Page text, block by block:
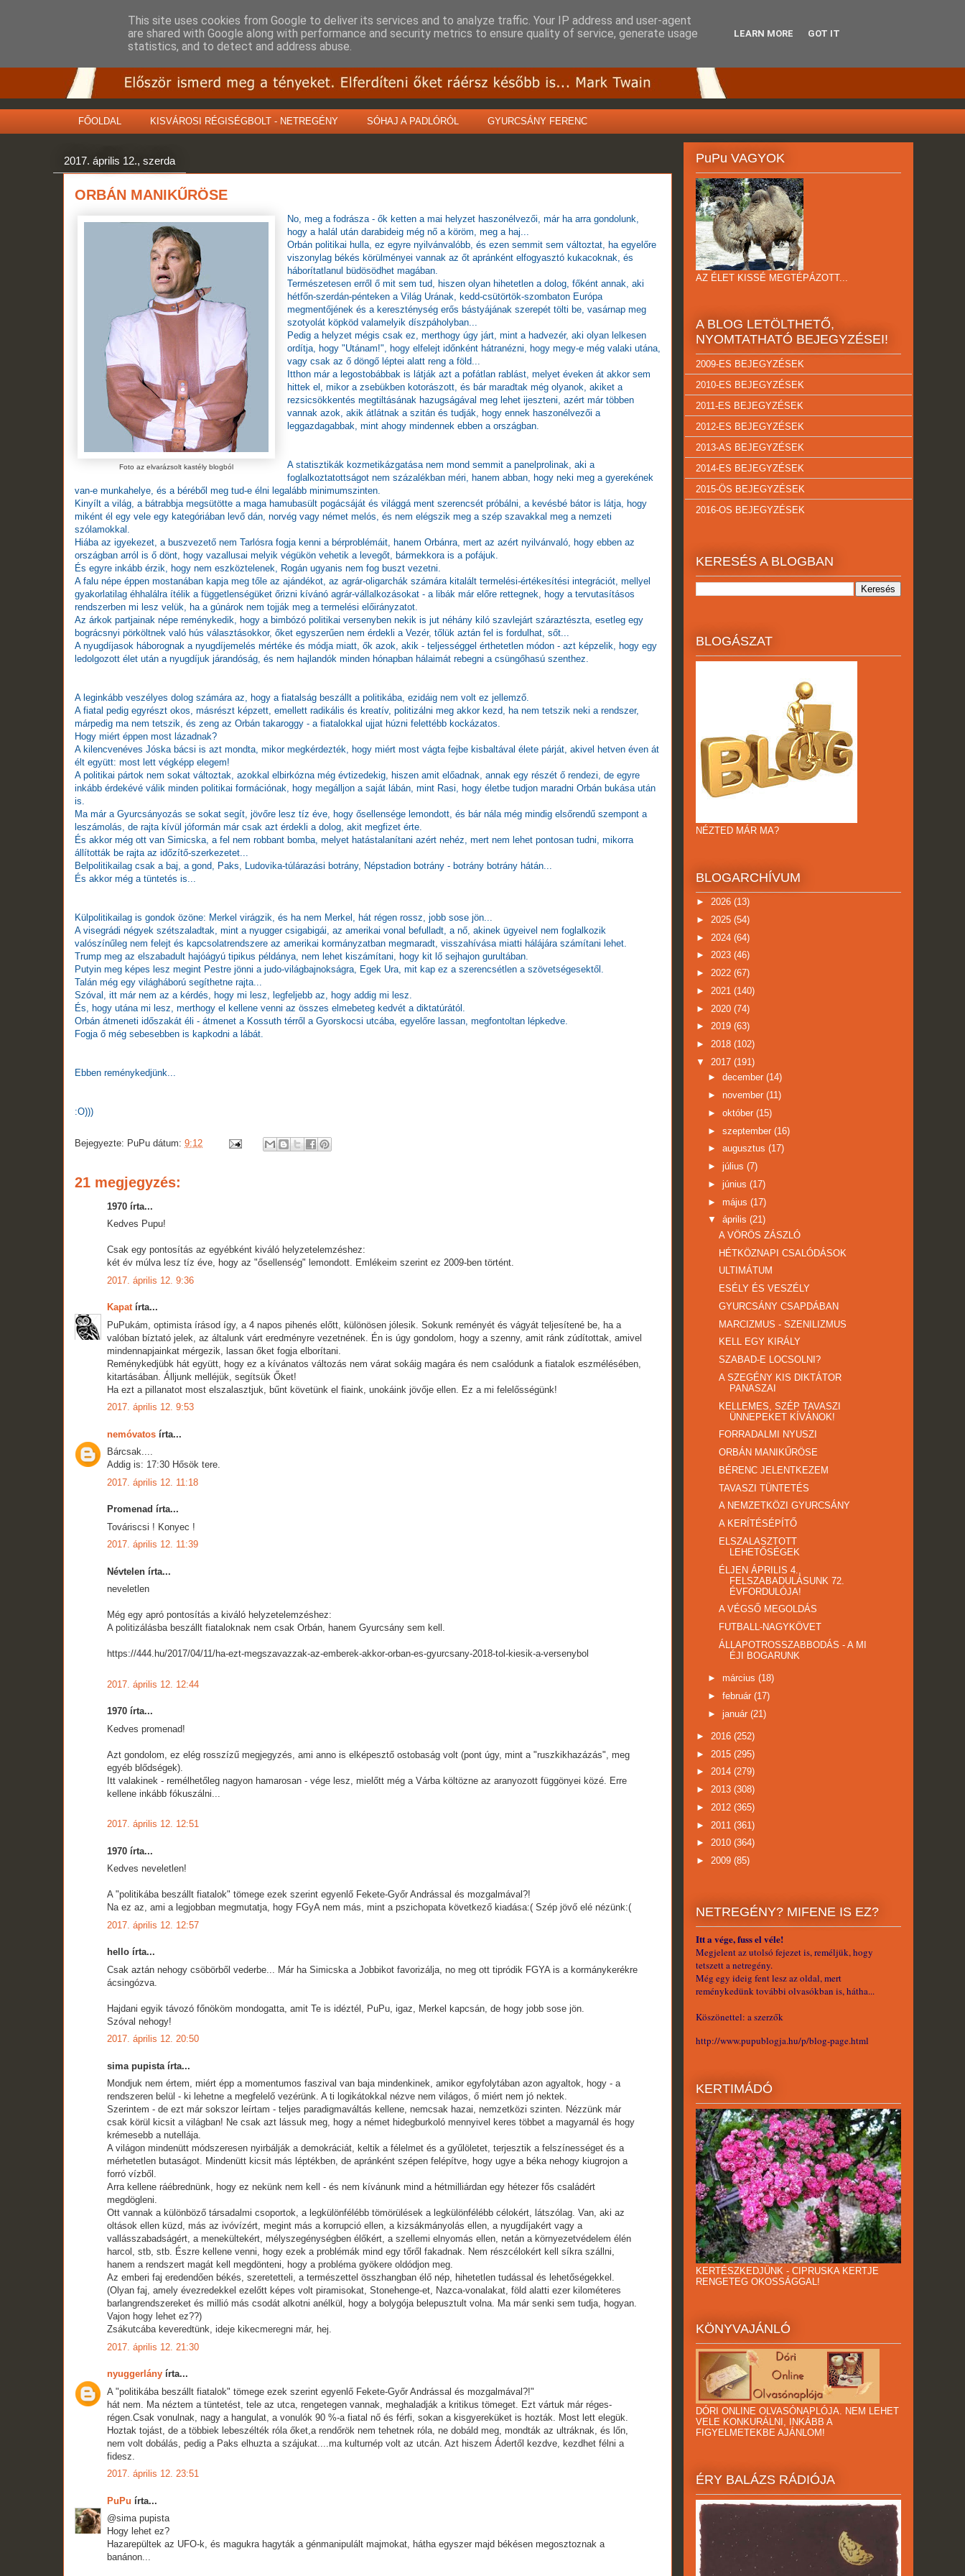
FŐOLDAL KISVÁROSI RÉGISÉGBOLT - NETREGÉNY SÓHAJ A PADLÓRÓL GYURCSÁNY FERENC
2017. április 12., szerda
ORBÁN MANIKŰRÖSE
Foto az elvarázsolt kastély blogból
No, meg a fodrásza - ők ketten a mai helyzet haszonélvezői, már ha arra gondolunk,
hogy a halál után darabideig még nő a köröm, meg a haj...
Orbán politikai hulla, ez egyre nyilvánvalóbb, és ezen semmit sem változtat, ha egyelőre
viszonylag békés körülményei vannak az őt apránként elfogyasztó kukacoknak, és
háborítatlanul büdösödhet magában.
Természetesen erről ő mit sem tud, hiszen olyan hihetetlen a dolog, főként annak, aki
hétfőn-szerdán-pénteken a Világ Urának, kedd-csütörtök-szombaton Európa
megmentőjének és a kereszténység erős bástyájának szerepét tölti be, vasárnap meg
szotyolát köpköd valamelyik díszpáholyban...
Pedig a helyzet mégis csak ez, merthogy úgy járt, mint a hadvezér, aki olyan lelkesen
ordítja, hogy "Utánam!", hogy elfelejt időnként hátranézni, hogy megy-e még valaki utána,
vagy csak az ő döngő léptei alatt reng a föld...
Itthon már a legostobábbak is látják azt a pofátlan rablást, melyet éveken át akkor sem
hittek el, mikor a zsebükben kotorászott, és bár maradtak még olyanok, akiket a
rezsicsökkentés megtiltásának hazugságával meg lehet ijeszteni, azért már többen
vannak azok, akik átlátnak a szitán és tudják, hogy ennek haszonélvezői a
leggazdagabbak, mint ahogy mindennek ebben a országban.
A statisztikák kozmetikázgatása nem mond semmit a panelprolinak, aki a
foglalkoztatottságot nem százalékban méri, hanem abban, hogy neki meg a gyerekének
van-e munkahelye, és a béréből meg tud-e élni legalább minimumszinten.
Kinyílt a világ, a bátrabbja megsütötte a maga hamubasült pogácsáját és világgá ment szerencsét próbálni, a kevésbé bátor is látja, hogy
miként él egy vele egy kategóriában levő dán, norvég vagy német melós, és nem elégszik meg a szép szavakkal meg a nemzeti
szólamokkal.
Hiába az igyekezet, a buszvezető nem Tarlósra fogja kenni a bérproblémáit, hanem Orbánra, mert az azért nyilvánvaló, hogy ebben az
országban arról is ő dönt, hogy vazallusai melyik végükön vehetik a levegőt, bármekkora is a pofájuk.
És egyre inkább érzik, hogy nem eszköztelenek, Rogán ugyanis nem fog buszt vezetni.
A falu népe éppen mostanában kapja meg tőle az ajándékot, az agrár-oligarchák számára kitalált termelési-értékesítési integrációt, mellyel
gyakorlatilag éhhalálra ítélik a függetlenségüket őrizni kívánó agrár-vállalkozásokat - a libák már előre rettegnek, hogy a tervutasításos
rendszerben mi lesz velük, ha a gúnárok nem tojják meg a termelési előirányzatot.
Az árkok partjainak népe reménykedik, hogy a bimbózó politikai versenyben nekik is jut néhány kiló szavlejárt száraztészta, esetleg egy
bográcsnyi pörköltnek való hús választásokkor, őket egyszerűen nem érdekli a Vezér, tőlük aztán fel is fordulhat, sőt...
A nyugdíjasok háborognak a nyugdíjemelés mértéke és módja miatt, ők azok, akik - teljességgel érthetetlen módon - azt képzelik, hogy egy
ledolgozott élet után a nyugdíjuk járandóság, és nem hajlandók minden hónapban hálaimát rebegni a csüngőhasú szenthez.
A leginkább veszélyes dolog számára az, hogy a fiatalság beszállt a politikába, ezidáig nem volt ez jellemző.
A fiatal pedig egyrészt okos, másrészt képzett, emellett radikális és kreatív, politizálni meg akkor kezd, ha nem tetszik neki a rendszer,
márpedig ma nem tetszik, és zeng az Orbán takaroggy - a fiatalokkal ujjat húzni felettébb kockázatos.
Hogy miért éppen most lázadnak?
A kilencvenéves Jóska bácsi is azt mondta, mikor megkérdezték, hogy miért most vágta fejbe kisbaltával élete párját, akivel hetven éven át
élt együtt: most lett végképp elegem!
A politikai pártok nem sokat változtak, azokkal elbirkózna még évtizedekig, hiszen amit előadnak, annak egy részét ő rendezi, de egyre
inkább érdekévé válik minden politikai formációnak, hogy megálljon a saját lábán, mint Rasi, hogy életbe tudjon maradni Orbán bukása után
is.
Ma már a Gyurcsányozás se sokat segít, jövőre lesz tíz éve, hogy ősellensége lemondott, és bár nála még mindig elsőrendű szempont a
leszámolás, de rajta kívül jóformán már csak azt érdekli a dolog, akit megfizet érte.
És akkor még ott van Simicska, a fel nem robbant bomba, melyet hatástalanítani azért nehéz, mert nem lehet pontosan tudni, mikorra
állították be rajta az időzítő-szerkezetet...
Belpolitikailag csak a baj, a gond, Paks, Ludovika-túlárazási botrány, Népstadion botrány - botrány botrány hátán...
És akkor még a tüntetés is...
Külpolitikailag is gondok özöne: Merkel virágzik, és ha nem Merkel, hát régen rossz, jobb sose jön...
A visegrádi négyek szétszaladtak, mint a nyugger csigabigái, az amerikai vonal befulladt, a nő, akinek ügyeivel nem foglalkozik
valószínűleg nem felejt és kapcsolatrendszere az amerikai kormányzatban megmaradt, visszahívása miatti hálájára számítani lehet.
Trump meg az elszabadult hajóágyú tipikus példánya, nem lehet kiszámítani, hogy kit lő sejhajon gurultában.
Putyin meg képes lesz megint Pestre jönni a judo-világbajnokságra, Egek Ura, mit kap ez a szerencsétlen a szövetségesektől.
Talán még egy világháború segíthetne rajta...
Szóval, itt már nem az a kérdés, hogy mi lesz, legfeljebb az, hogy addig mi lesz.
És, hogy utána mi lesz, merthogy el kellene venni az összes elmebeteg kedvét a diktatúrától.
Orbán átmeneti időszakát éli - átmenet a Kossuth térről a Gyorskocsi utcába, egyelőre lassan, megfontoltan lépkedve.
Fogja ő még sebesebben is kapkodni a lábát.
Ebben reménykedjünk...
:O)))
Bejegyezte: PuPu dátum: 9:12
21 megjegyzés:
1970 írta...
Kedves Pupu!
Csak egy pontosítás az egyébként kiváló helyzetelemzéshez:
két év múlva lesz tíz éve, hogy az "ősellenség" lemondott. Emlékeim szerint ez 2009-ben történt.
2017. április 12. 9:36
Kapatírta...
PuPukám, optimista írásod így, a 4 napos pihenés előtt, különösen jólesik. Sokunk reményét és vágyát teljesítené be, ha a
valóban bíztató jelek, az általunk várt eredményre vezetnének. Én is úgy gondolom, hogy a szenny, amit ránk zúdítottak, amivel
mindennapjainkat mérgezik, lassan őket fogja elborítani.
Reménykedjübk hát együtt, hogy ez a kívánatos változás nem várat sokáig magára és nem csalódunk a fiatalok eszmélésében,
kitartásában. Álljunk melléjük, segítsük Őket!
Ha ezt a pillanatot most elszalasztjuk, bűnt követünk el fiaink, unokáink jövője ellen. Ez a mi felelősségünk!
2017. április 12. 9:53
nemóvatos írta...
Bárcsak....
Addig is: 17:30 Hősök tere.
2017. április 12. 11:18
Promenad írta...
Továriscsi ! Konyec !
2017. április 12. 11:39
Névtelen írta...
neveletlen
Még egy apró pontosítás a kiváló helyzetelemzéshez:
A politizálásba beszállt fiataloknak nem csak Orbán, hanem Gyurcsány sem kell.
https://444.hu/2017/04/11/ha-ezt-megszavazzak-az-emberek-akkor-orban-es-gyurcsany-2018-tol-kiesik-a-versenybol
2017. április 12. 12:44
1970 írta...
Kedves promenad!
Azt gondolom, ez elég rosszízű megjegyzés, ami anno is elképesztő ostobaság volt (pont úgy, mint a "ruszkikhazázás", meg
egyéb blődségek).
Itt valakinek - remélhetőleg nagyon hamarosan - vége lesz, mielőtt még a Várba költözne az aranyozott függönyei közé. Erre
kellene inkább fókuszálni...
2017. április 12. 12:51
1970 írta...
Kedves neveletlen!
A "politikába beszállt fiatalok" tömege ezek szerint egyenlő Fekete-Győr Andrással és mozgalmával?!
Na ez az, ami a legjobban megmutatja, hogy FGyA nem más, mint a pszichopata következő kiadása:( Szép jövő elé nézünk:(
2017. április 12. 12:57
hello írta...
Csak aztán nehogy csöbörből vederbe... Már ha Simicska a Jobbikot favorizálja, no meg ott tipródik FGYA is a kormánykerékre
ácsingózva.
Hajdani egyik távozó főnököm mondogatta, amit Te is idéztél, PuPu, igaz, Merkel kapcsán, de hogy jobb sose jön.
Szóval nehogy!
2017. április 12. 20:50
sima pupista írta...
Mondjuk nem értem, miért épp a momentumos faszival van baja mindenkinek, amikor egyfolytában azon agyaltok, hogy - a
rendszeren belül - ki lehetne a megfelelő vezérünk. A ti logikátokkal nézve nem világos, ő miért nem jó nektek.
Szerintem - de ezt már sokszor leírtam - teljes paradigmaváltás kellene, nemcsak hazai, nemzetközi szinten. Nézzünk már
csak körül kicsit a világban! Ne csak azt lássuk meg, hogy a német hidegburkoló mennyivel keres többet a magyarnál és hogy
krémesebb a nutellája.
A világon mindenütt módszeresen nyirbálják a demokráciát, keltik a félelmet és a gyűlöletet, terjesztik a felszínességet és a
mérhetetlen butaságot. Mindenütt kicsit más léptékben, de apránként szépen felépítve, hogy ugye a béka nehogy kiugrojon a
forró vízből.
Arra kellene ráébrednünk, hogy ez nekünk nem kell - és nem kívánunk mind a hétmilliárdan egy hétezer fős családért
megdögleni.
Ott vannak a különböző társadalmi csoportok, a legkülönfélébb tömörülések a legkülönfélébb célokért, látszólag. Van, aki az
oltások ellen küzd, más az ivóvízért, megint más a korrupció ellen, a kizsákmányolás ellen, a nyugdíjakért vagy a
vallásszabadságért, a menekültekért, mélyszegénységben élőkért, a szellemi elnyomás ellen, netán a környezetvédelem élén
harcol, stb, stb. Észre kellene venni, hogy ezek a problémák mind egy tőről fakadnak. Nem részcélokért kell síkra szállni,
hanem a rendszert magát kell megdönteni, hogy a probléma gyökere oldódjon meg.
Az emberi faj eredendően békés, szeretetteli, a természettel összhangban élő nép, hihetetlen tudással és lehetőségekkel.
(Olyan faj, amely évezredekkel ezelőtt képes volt piramisokat, Stonehenge-et, Nazca-vonalakat, föld alatti ezer kilométeres
barlangrendszereket és millió más csodát alkotni anélkül, hogy a bolygója belepusztult volna. Ma már senki sem tudja, hogyan.
Vajon hogy lehet ez??)
Zsákutcába keveredtünk, ideje kikecmeregni már, hej.
2017. április 12. 21:30
nyuggerlány írta...
A "politikába beszállt fiatalok" tömege ezek szerint egyenlő Fekete-Győr Andrással és mozgalmával?!"
hát nem. Ma néztem a tüntetést, tele az utca, rengetegen vannak, meghaladják a kritikus tömeget. Ezt vártuk már réges-
régen.Csak vonulnak, nagy a hangulat, a vonulók 90 %-a fiatal nő és férfi, sokan a kisgyereküket is hozták. Most lett elegük.
Hoztak tojást, de a többiek lebeszélték róla őket,a rendőrök nem tehetnek róla, ne dobáld meg, mondták az ultráknak, és lőn,
nem volt dobálás, pedig a Paks elhuzta a szájukat....ma kulturnép volt az utcán. Azt hiszem Ádertől kezdve, kezdhet félni a
fidesz.
2017. április 12. 23:51
PuPu írta...
@sima pupista
Hogy lehet ez?
Hazarepültek az UFO-k, és magukra hagyták a génmanipulált majmokat, hátha egyszer majd békésen megosztoznak a
banánon...
PuPu VAGYOK
AZ ÉLET KISSÉ MEGTÉPÁZOTT...
A BLOG LETÖLTHETŐ,
NYOMTATHATÓ BEJEGYZÉSEI!
2009-ES BEJEGYZÉSEK
2010-ES BEJEGYZÉSEK
2011-ES BEJEGYZÉSEK
2012-ES BEJEGYZÉSEK
2013-AS BEJEGYZÉSEK
2014-ES BEJEGYZÉSEK
2015-ÖS BEJEGYZÉSEK
2016-OS BEJEGYZÉSEK
KERESÉS A BLOGBAN
BLOGÁSZAT
NÉZTED MÁR MA?
BLOGARCHÍVUM
► 2026 (13)
► 2025 (54)
► 2024 (64)
► 2023 (46)
► 2022 (67)
► 2021 (140)
► 2020 (74)
► 2019 (63)
► 2018 (102)
▼ 2017 (191)
► december (14)
► november (11)
► október (15)
► szeptember (16)
► augusztus (17)
► július (7)
► június (17)
► május (17)
▼ április (21)
A VÖRÖS ZÁSZLÓ
HÉTKÖZNAPI CSALÓDÁSOK
ULTIMÁTUM
ESÉLY ÉS VESZÉLY
GYURCSÁNY CSAPDÁBAN
MARCIZMUS - SZENILIZMUS
KELL EGY KIRÁLY
SZABAD-E LOCSOLNI?
A SZEGÉNY KIS DIKTÁTOR
PANASZAI
KELLEMES, SZÉP TAVASZI
ÜNNEPEKET KÍVÁNOK!
FORRADALMI NYUSZI
ORBÁN MANIKŰRÖSE
BÉRENC JELENTKEZEM
TAVASZI TÜNTETÉS
A NEMZETKÖZI GYURCSÁNY
A KERÍTÉSÉPÍTŐ
ELSZALASZTOTT
LEHETŐSÉGEK
ÉLJEN ÁPRILIS 4.,
FELSZABADULÁSUNK 72.
ÉVFORDULÓJA!
A VÉGSŐ MEGOLDÁS
FUTBALL-NAGYKÖVET
ÁLLAPOTROSSZABBODÁS - A MI
ÉJI BOGARUNK
► március (18)
► február (17)
► január (21)
► 2016 (252)
► 2015 (295)
► 2014 (279)
► 2013 (308)
► 2012 (365)
► 2011 (361)
► 2010 (364)
► 2009 (85)
NETREGÉNY? MIFENE IS EZ?
Itt a vége, fuss el véle!
Megjelent az utolsó fejezet is, reméljük, hogy
tetszett a netregény.
Még egy ideig fent lesz az oldal, mert
reménykedünk további olvasókban is, hátha...
Köszönettel: a szerzők
http://www.pupublogja.hu/p/blog-page.html
KERTIMÁDÓ
KERTÉSZKEDJÜNK - CIPRUSKA KERTJE
RENGETEG OKOSSÁGGAL!
KÖNYVAJÁNLÓ
DÓRI ONLINE OLVASÓNAPLÓJA. NEM LEHET
VELE KONKURÁLNI, INKÁBB A
FIGYELMETEKBE AJÁNLOM!
ÉRY BALÁZS RÁDIÓJA
This site uses cookies from Google to deliver its services and to analyze traffic. Your IP address and user-agent
are shared with Google along with performance and security metrics to ensure quality of service, generate usage
statistics, and to detect and address abuse.
LEARN MORE GOT IT